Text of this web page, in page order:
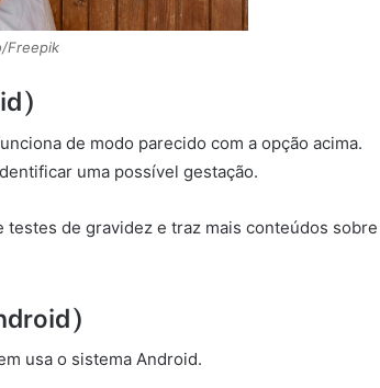
Freepik
de modo parecido com a opção acima.
uma possível gestação.
de gravidez e traz mais conteúdos sobre
usa o sistema Android.